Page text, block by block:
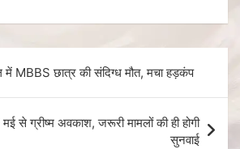
में MBBS छात्र की संदिग्ध मौत, मचा हड़कंप
से ग्रीष्म अवकाश, जरूरी मामलों की ही होगी
सुनवाई